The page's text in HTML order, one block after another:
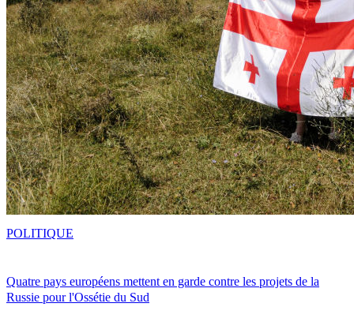
Quatre pays européens mettent en garde contre les projets de la
Russie pour l'Ossétie du Sud
POLITIQUE